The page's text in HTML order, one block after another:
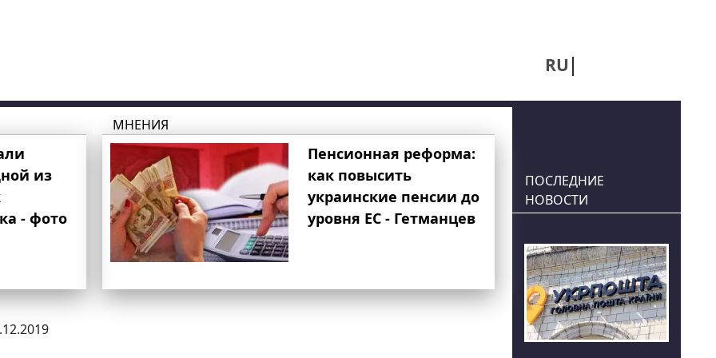
RU
из
- фото
МНЕНИЯ
Пенсионная реформа:
как повысить
украинские пенсии до
уровня ЕС - Гетманцев
ПОСЛЕДНИЕ
НОВОСТИ